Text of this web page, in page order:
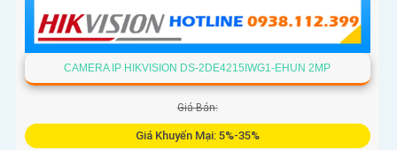
CAMERA IP HIKVISION DS-2DE4215IWG1-EHUN 2MP
Giá Bán:
Giá Khuyến Mại: 5%-35%